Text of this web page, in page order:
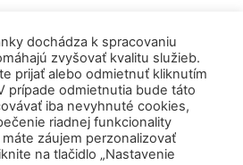
dochádza k spracovaniu
zvyšovať kvalitu služieb.
prijať alebo odmietnuť kliknutím
prípade odmietnutia bude táto
iba nevyhnuté cookies,
riadnej funkcionality
záujem perzonalizovať
na tlačidlo „Nastavenie